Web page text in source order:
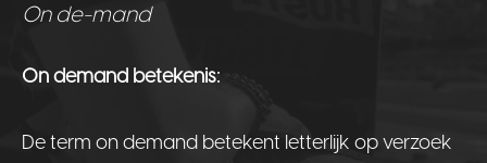
On de-mand
On demand betekenis:
De term on demand betekent letterlijk op verzoek